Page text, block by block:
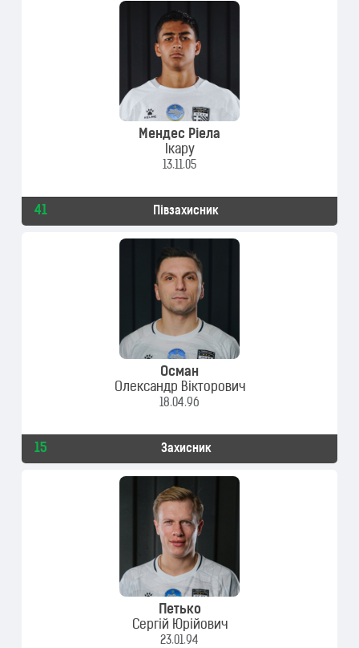
Мендес Ріела
Ікару
13.11.05
41 Півзахисник
Осман
Олександр Вікторович
18.04.96
15 Захисник
Петько
Сергій Юрійович
23.01.94